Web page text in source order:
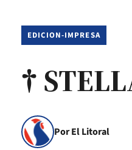
EDICION-IMPRESA
†
Por El Litoral